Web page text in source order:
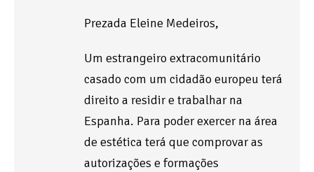
Prezada Eleine Medeiros,
Um estrangeiro extracomunitário
casado com um cidadão europeu terá
direito a residir e trabalhar na
Espanha. Para poder exercer na área
de estética terá que comprovar as
autorizações e formações